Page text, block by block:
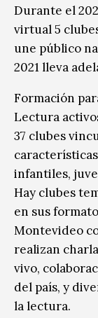
Durante el
virtual 5
une público
2021 lleva
Formación
Lectura
37 clubes
infantiles,
Hay clubes
en sus
Montevideo
realizan
vivo,
del país, y
la lectura.